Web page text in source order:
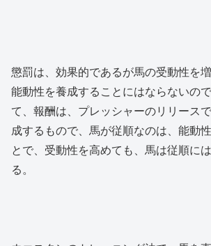
懲罰は、効果的であるが馬の受動性を
能動性を養成することにはならないの
て、報酬は、プレッシャーのリリース
成するもので、馬が従順なのは、能動
とで、受動性を高めても、馬は従順に
る。